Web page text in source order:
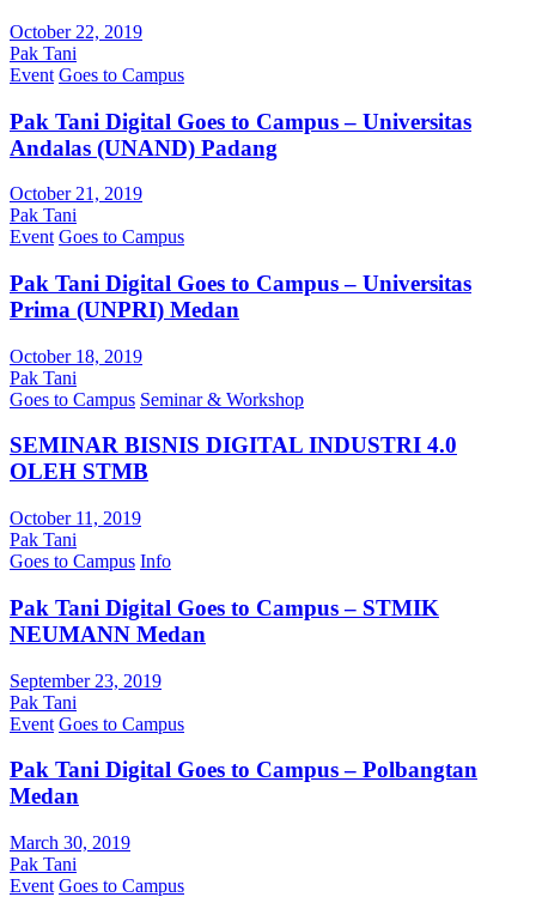
October 22, 2019
Pak Tani
Event Goes to Campus
Pak Tani Digital Goes to Campus – Universitas
Andalas (UNAND) Padang
October 21, 2019
Pak Tani
Event Goes to Campus
Pak Tani Digital Goes to Campus – Universitas
Prima (UNPRI) Medan
October 18, 2019
Pak Tani
Goes to Campus Seminar & Workshop
SEMINAR BISNIS DIGITAL INDUSTRI 4.0
OLEH STMB
October 11, 2019
Pak Tani
Goes to Campus Info
Pak Tani Digital Goes to Campus – STMIK
NEUMANN Medan
September 23, 2019
Pak Tani
Event Goes to Campus
Pak Tani Digital Goes to Campus – Polbangtan
Medan
March 30, 2019
Pak Tani
Event Goes to Campus